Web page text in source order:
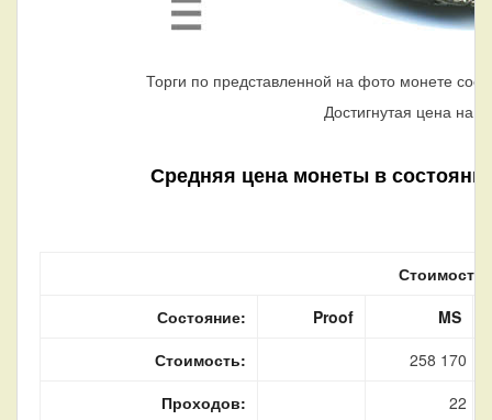
Торги по представленной на фото монете
Достигнутая цена на
Средняя цена монеты в
Стоимость
Состояние:
Proof
MS
Стоимость:
258 170
Проходов:
22